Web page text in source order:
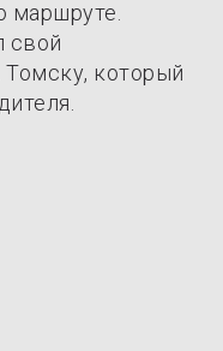
маршруте.
свой
который